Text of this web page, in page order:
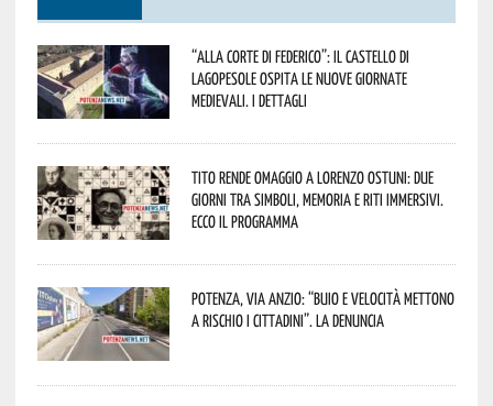
“Alla corte di Federico”: il Castello di
Lagopesole ospita le nuove Giornate
Medievali. I dettagli
Tito rende omaggio a Lorenzo Ostuni: due
giorni tra simboli, memoria e riti immersivi.
Ecco il programma
Potenza, Via Anzio: “Buio e velocità mettono
a rischio i cittadini”. La denuncia